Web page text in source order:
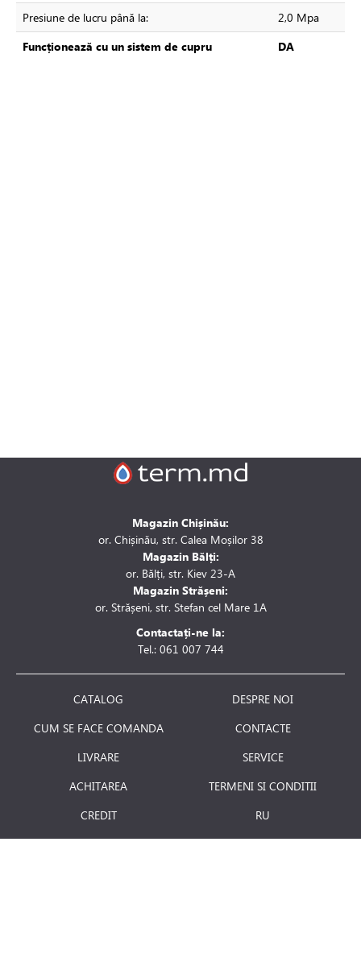
Presiune de lucru până la:
2,0 Mpa
Funcționează cu un sistem de cupru
DA
Magazin Chișinău:
or. Chișinău, str. Calea Moșilor 38
Magazin Bălți:
or. Bălți, str. Kiev 23-A
Magazin Strășeni:
or. Strășeni, str. Stefan cel Mare 1A
Contactați-ne la:
Tel.: 061 007 744
CATALOG
CUM SE FACE COMANDA
LIVRARE
ACHITAREA
CREDIT
RETURNAREA PRODUSULUI
DESPRE NOI
CONTACTE
SERVICE
TERMENI SI CONDITII
RU
JOBURI